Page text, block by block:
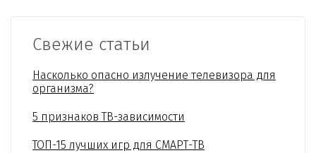
Свежие статьи
Насколько опасно излучение телевизора для
организма?
5 признаков ТВ-зависимости
ТОП-15 лучших игр для СМАРТ-ТВ